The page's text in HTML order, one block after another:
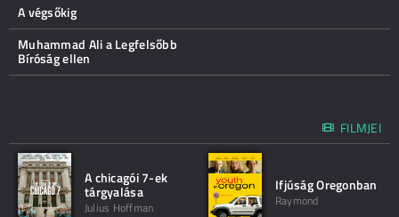
A végsőkig
Muhammad Ali a Legfelsőbb
Bíróság ellen
FILMJEI
A chicagói 7-ek
tárgyalása
Julius Hoffman
Ifjúság Oregonban
Raymond